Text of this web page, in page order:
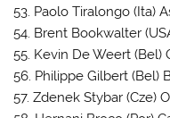
53. Paolo Tiralongo (Ita)
54. Brent Bookwalter
55. Kevin De Weert (Bel)
56. Philippe Gilbert (Bel)
57. Zdenek Stybar (Cze)